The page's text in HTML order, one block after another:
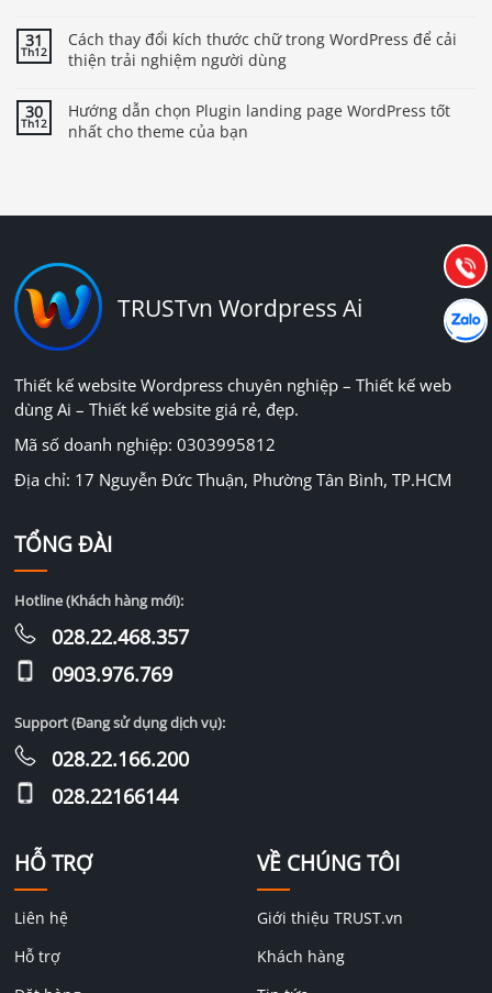
31
Th12
Cách thay đổi kích thước chữ trong WordPress để cải
thiện trải nghiệm người dùng
30
Th12
Hướng dẫn chọn Plugin landing page WordPress tốt
nhất cho theme của bạn
TRUSTvn Wordpress Ai
Thiết kế website Wordpress chuyên nghiệp – Thiết kế web
dùng Ai – Thiết kế website giá rẻ, đẹp.
Mã số doanh nghiệp: 0303995812
Địa chỉ: 17 Nguyễn Đức Thuận, Phường Tân Bình, TP.HCM
HỖ TRỢ
Liên hệ
Hỗ trợ
VỀ CHÚNG TÔI
Giới thiệu TRUST.vn
Khách hàng
TỔNG ĐÀI
Hotline (Khách hàng mới):
028.22.468.357
0903.976.769
Support (Đang sử dụng dịch vụ):
028.22.166.200
028.22166144
Gọi
Hướng dẫn & Hỗ trợ:
(028) 22.166.144
Chát
Hợp tác